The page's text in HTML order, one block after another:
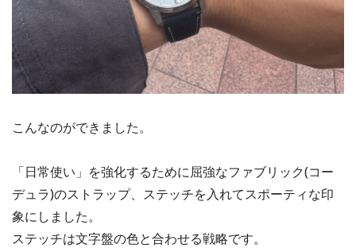
こんなのができました。
「日常使い」を強化するために屈強なファブリック(コー
デュラ)のストラップ、ステッチを入れてスポーティな印
象にしました。
ステッチは文字盤の色と合わせる戦略です。